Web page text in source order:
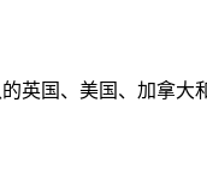
英国、美国、加拿